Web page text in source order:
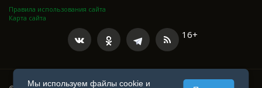
Правила использования сайта
Карта сайта
16+
Мы используем файлы cookie и